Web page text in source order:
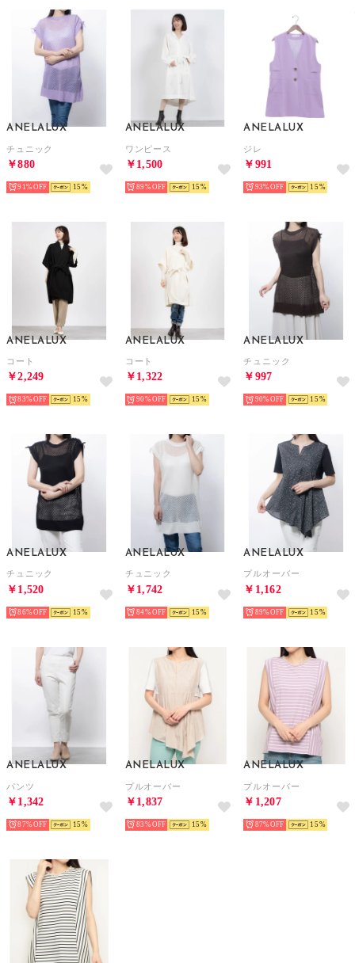
ANELALUX
チュニック
￥880
91% 15
ANELALUX
ワンピース
￥1,500
89% 15
ANELALUX
ジレ
￥991
93% 15
ANELALUX
コート
￥2,249
83% 15
ANELALUX
コート
￥1,322
90% 15
ANELALUX
チュニック
￥997
90% 15
ANELALUX
チュニック
￥1,520
86% 15
ANELALUX
チュニック
￥1,742
84% 15
ANELALUX
プルオーバー
￥1,162
89% 15
ANELALUX
パンツ
￥1,342
87% 15
ANELALUX
プルオーバー
￥1,837
83% 15
ANELALUX
プルオーバー
￥1,207
87% 15